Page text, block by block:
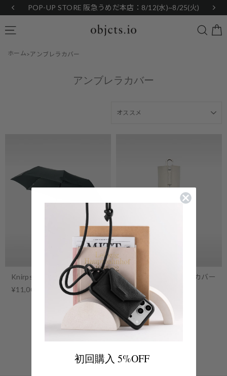
content
POP-UP STORE 阪急うめだ本店：8/12(水)~8/25(火)
ホーム アンブレラカバー
アンブレラカバー
Knirps T.220 for objcts.io
¥11,000
カラビナ付アンブレラカバー
¥18,700
初回購入 5%OFF